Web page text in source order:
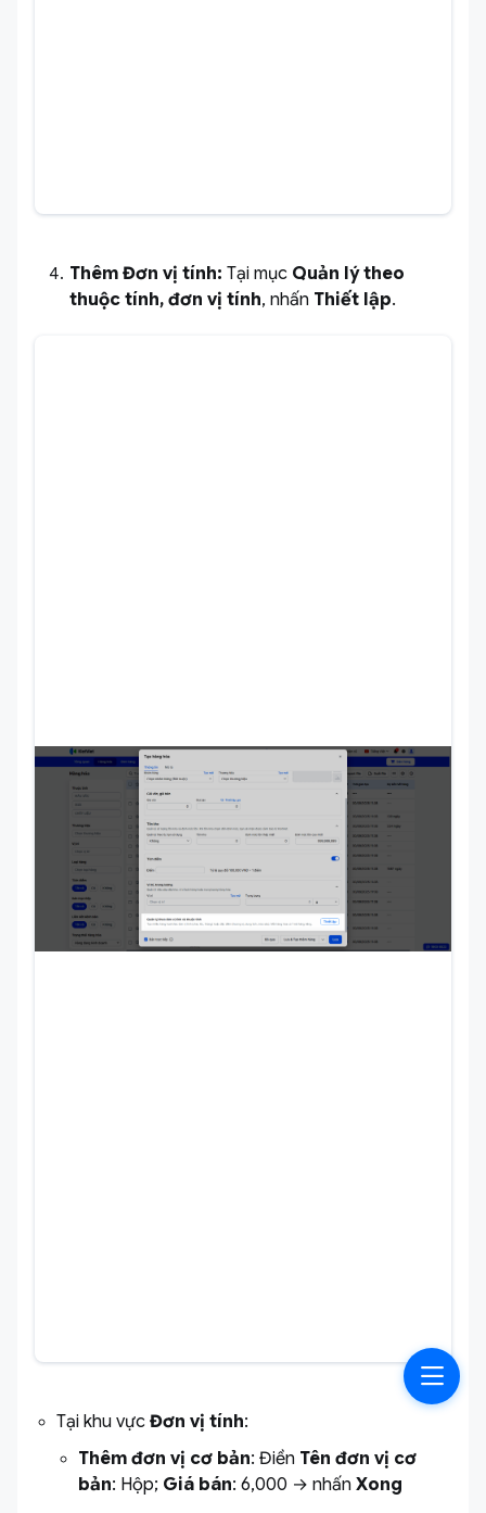
Thêm Đơn vị tính: Tại mục Quản lý theo
thuộc tính, đơn vị tính, nhấn Thiết lập.
Tại khu vực Đơn vị tính:
Thêm đơn vị cơ bản: Điền Tên đơn vị cơ
bản: Hộp; Giá bán: 6,000 → nhấn Xong